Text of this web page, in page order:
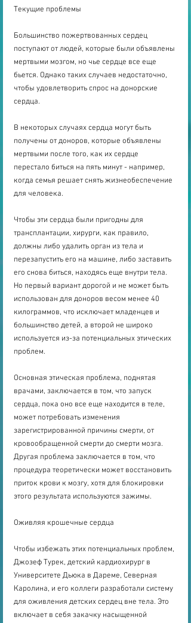
Текущие проблемы
Большинство пожертвованных сердец
поступают от людей, которые были объявлены
мертвыми мозгом, но чье сердце все еще
бьется. Однако таких случаев недостаточно,
чтобы удовлетворить спрос на донорские
сердца.
В некоторых случаях сердца могут быть
получены от доноров, которые объявлены
мертвыми после того, как их сердце
перестало биться на пять минут - например,
когда семья решает снять жизнеобеспечение
для человека.
Чтобы эти сердца были пригодны для
трансплантации, хирурги, как правило,
должны либо удалить орган из тела и
перезапустить его на машине, либо заставить
его снова биться, находясь еще внутри тела.
Но первый вариант дорогой и не может быть
использован для доноров весом менее 40
килограммов, что исключает младенцев и
большинство детей, а второй не широко
используется из-за потенциальных этических
проблем.
Основная этическая проблема, поднятая
врачами, заключается в том, что запуск
сердца, пока оно все еще находится в теле,
может потребовать изменения
зарегистрированной причины смерти, от
кровообращенной смерти до смерти мозга.
Другая проблема заключается в том, что
процедура теоретически может восстановить
приток крови к мозгу, хотя для блокировки
этого результата используются зажимы.
Оживляя крошечные сердца
Чтобы избежать этих потенциальных проблем,
Джозеф Турек, детский кардиохирург в
Университете Дьюка в Дареме, Северная
Каролина, и его коллеги разработали систему
для оживления детских сердец вне тела. Это
включает в себя закачку насыщенной